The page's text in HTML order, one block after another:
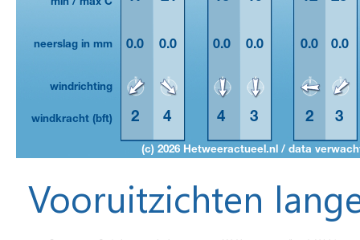
Vooruitzichten